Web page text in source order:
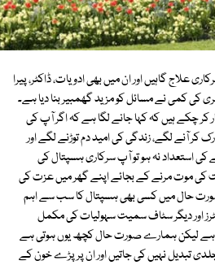
علاج گاہیں اور ان میں بھی ادویات، ڈاکٹر، پیرا
کی کمی نے مسائل کو مزید گھمبیر بنا دیا ہے۔
چکے ہیں کہ کہا جانے لگا ہے کہ اگر آپ کی
آنے لگے، زندگی کی امید دم توڑنے لگے اور
استعداد نہ ہو تو آپ سرکاری ہسپتال کی
کی موت مرنے کے بجائے اپنے گھر میں عزت کی
حال میں کسی بھی ہسپتال کا سب سے اہم
اور دیگر سٹاف سمیت سہولیات کی مکمل
ہے لیکن ہمارے صورت حال کچھ یوں ہوتی ہے
تبدیل نہیں کی جاتیں اور ان پر پڑے خون کے